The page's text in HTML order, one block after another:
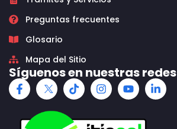
Preguntas frecuentes
Glosario
Mapa del Sitio
Síguenos en nuestras redes